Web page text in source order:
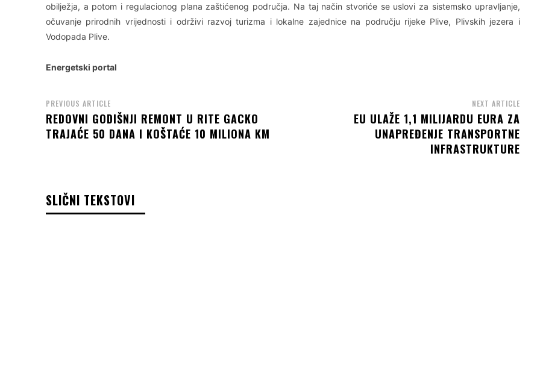
obilježja, a potom i regulacionog plana zaštićenog područja. Na taj način stvoriće se uslovi za sistemsko upravljanje,
očuvanje prirodnih vrijednosti i održivi razvoj turizma i lokalne zajednice na području rijeke Plive, Plivskih jezera i
Vodopada Plive.
Energetski portal
PREVIOUS ARTICLE
REDOVNI GODIŠNJI REMONT U RITE GACKO
TRAJAĆE 50 DANA I KOŠTAĆE 10 MILIONA KM
NEXT ARTICLE
EU ULAŽE 1,1 MILIJARDU EURA ZA
UNAPREĐENJE TRANSPORTNE
INFRASTRUKTURE
SLIČNI TEKSTOVI